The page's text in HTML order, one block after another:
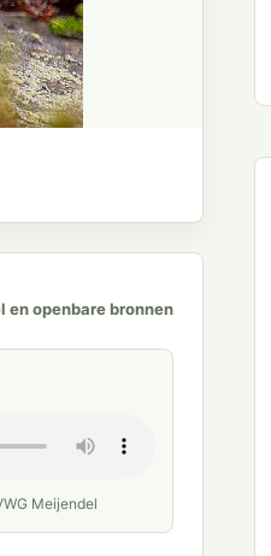
en openbare bronnen
Meijendel